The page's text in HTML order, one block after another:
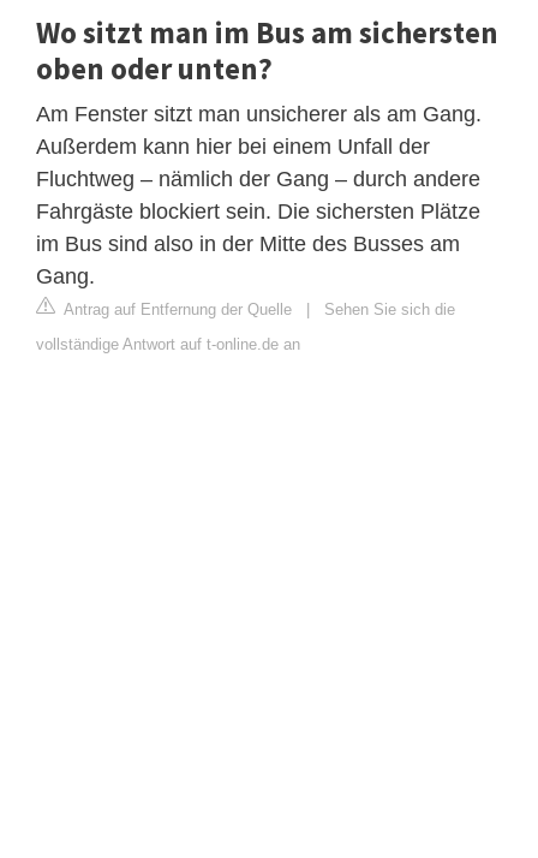
Wo sitzt man im Bus am sichersten
oben oder unten?
Am Fenster sitzt man unsicherer als am Gang.
Außerdem kann hier bei einem Unfall der
Fluchtweg – nämlich der Gang – durch andere
Fahrgäste blockiert sein. Die sichersten Plätze
im Bus sind also in der Mitte des Busses am
Gang.
Antrag auf Entfernung der Quelle
Sehen Sie sich die
vollständige Antwort auf t-online.de an